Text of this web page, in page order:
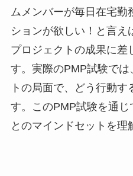
ムメンバーが毎日在宅勤
ションが欲しい！と言え
プロジェクトの成果に差
す。実際のPMP試験で
トの局面で、どう行動す
す。このPMP試験を通
とのマインドセットを理